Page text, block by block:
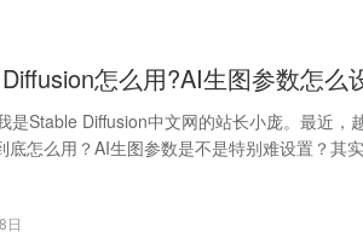
怎么用?AI生图参数怎么
是Stable Diffusion中文网的站长小庞。最近，
底怎么用？AI生图参数是不是特别难设置？其
日